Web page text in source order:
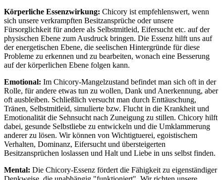
Körperliche Essenzwirkung: Chicory ist empfehlenswert, wenn
sich unsere verkrampften Besitzansprüche oder unsere
Fürsorglichkeit für andere als Selbstmitleid, Eifersucht etc. auf der
physischen Ebene zum Ausdruck bringen. Die Essenz hilft uns auf
der energetischen Ebene, die seelischen Hintergründe für diese
Probleme zu erkennen und zu bearbeiten, wonach eine Besserung
auf der körperlichen Ebene folgen kann.
Emotional: Im Chicory-Mangelzustand befindet man sich oft in der
Rolle, für andere etwas tun zu wollen, Dank und Anerkennung, aber
oft ausbleiben. Schließlich versucht man durch Enttäuschung,
Tränen, Selbstmitleid, simulierte bzw. Flucht in die Krankheit und
Emotionalität die Sehnsucht nach Zuneigung zu stillen. Chicory hilft
dabei, gesunde Selbstliebe zu entwickeln und die Umklammerung
anderer zu lösen. Wir können von Wichtigtuerei, egoistischem
Verhalten, Dominanz, Eifersucht und übersteigerten
Besitzansprüchen loslassen und Halt und Liebe in uns selbst finden.
Mental: Die Chicory-Essenz fördert die Fähigkeit zu eigenständiger